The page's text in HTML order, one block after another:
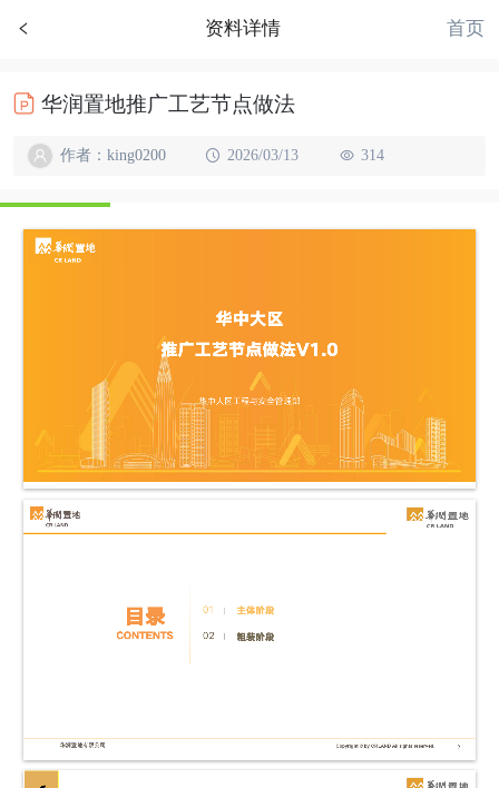
资料详情 首页
华润置地推广工艺节点做法
作者：king0200 2026/03/13 314